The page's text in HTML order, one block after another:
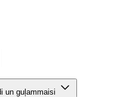
un guļammaisi